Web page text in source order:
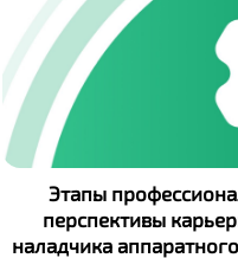
Этапы
перспективы
наладчика